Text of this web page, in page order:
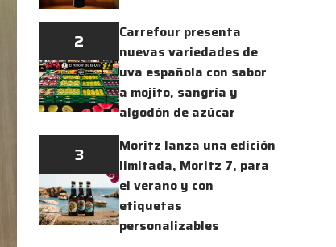
2
Carrefour presenta
nuevas variedades de
uva española con sabor
a mojito, sangría y
algodón de azúcar
3
Moritz lanza una edición
limitada, Moritz 7, para
el verano y con
etiquetas
personalizables